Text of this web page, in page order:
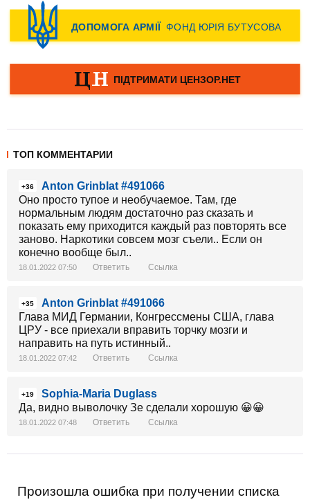
ТОП КОММЕНТАРИИ
+36
Anton Grinblat #491066
Оно просто тупое и необучаемое. Там, где
нормальным людям достаточно раз сказать и
показать ему приходится каждый раз повторять все
заново. Наркотики совсем мозг съели.. Если он
конечно вообще был..
18.01.2022 07:50 Ответить Ссылка
+35
Anton Grinblat #491066
Глава МИД Германии, Конгрессмены США, глава
ЦРУ - все приехали вправить торчку мозги и
направить на путь истинный..
18.01.2022 07:42 Ответить Ссылка
+19
Sophia-Maria Duglass
Да, видно выволочку Зе сделали хорошую 😀😀
18.01.2022 07:48 Ответить Ссылка
Произошла ошибка при получении списка